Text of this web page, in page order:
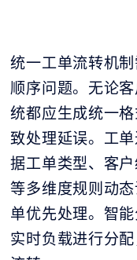
统一工单流转机
顺序问题。无论
统都应生成统一
致处理延误。工
据工单类型、客
等多维度规则动
单优先处理。智
实时负载进行分